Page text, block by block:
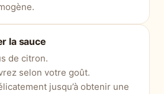
la sauce
de citron.
selon votre goût.
jusqu’à obtenir une